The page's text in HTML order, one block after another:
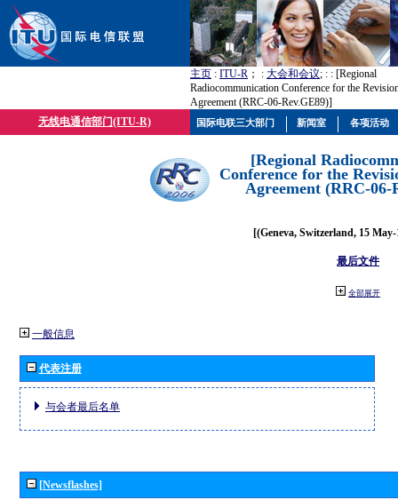
主页 : ITU-R ； : 大会和会议; : : [Regional
Radiocommunication Conference for the
Agreement (RRC-06-Rev.GE89)]
无线电通信部门(ITU-R)
[Regional
Conference for the
Agreement (RRC-06-
[(Geneva, Switzerland, 15
最后文件
全部展开
一般信息
代表注册
与会者最后名单
[Newsflashes]
国际电联三大部门 新闻室 各项活动